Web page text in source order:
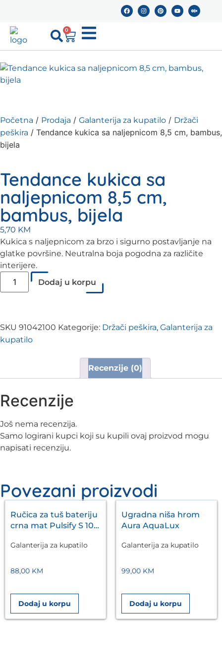
0
Početna / Prodaja / Galanterija za kupatilo / Držači
peškira / Tendance kukica sa naljepnicom 8,5 cm, bambus,
bijela
Tendance kukica sa
naljepnicom 8,5 cm,
bambus, bijela
5,70 KM
Kukica s naljepnicom za brzo i sigurno postavljanje na
glatke površine. Neutralna boja pogodna za različite
interijere.
Dodaj u korpu
SKU 91042100 Kategorije: Držači peškira, Galanterija za
kupatilo
Recenzije (0)
Recenzije
Još nema recenzija.
Samo logirani kupci koji su kupili ovaj proizvod mogu
napisati recenziju.
Povezani proizvodi
Ručica za tuš bateriju
crna mat Pulsify S 105
Galanterija za kupatilo
88,00 KM
Dodaj u korpu
Ugradna niša hrom
Aura AquaLux
Galanterija za kupatilo
99,00 KM
Dodaj u korpu